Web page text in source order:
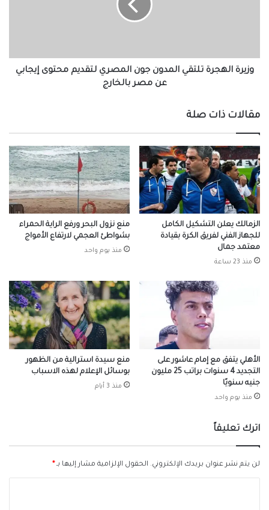
إيجابي
عنوزيرة الهجرة تلتقي المدون جون المصري لتقديم محتوى إيجابي
عن مصر بالخارج
مقالات ذات صلة
الزمالك يعلن التشكيل الكامل
للجهاز الفني لفريق الكرة بقيادة
معتمد جمال
منذ 23 ساعة
منع نزول البحر ورفع الراية الحمراء
بشواطئ العجمي لارتفاع الأمواج
منذ يوم واحد
الأهلي يتفق مع إمام عاشور على
التجديد 4 سنوات براتب 25 مليون
جنيه سنويًا
منذ يوم واحد
منع سيدة استرالية من الظهور
بوسائل الإعلام لهذه الاسباب
منذ 3 أيام
اترك تعليقاً
لن يتم نشر عنوان بريدك الإلكتروني. الحقول الإلزامية مشار إليها بـ*